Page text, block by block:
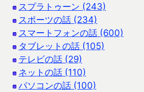
スプラトゥーン (243)
スポーツの話 (234)
スマートフォンの話 (600)
タブレットの話 (105)
テレビの話 (29)
ネットの話 (110)
パソコンの話 (100)